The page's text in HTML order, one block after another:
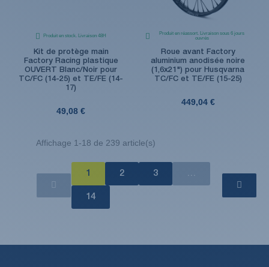
Produit en stock. Livraison 48H
Kit de protège main
Factory Racing plastique
OUVERT Blanc/Noir pour
TC/FC (14-25) et TE/FE (14-
17)
49,08 €
Produit en réassort. Livraison sous 6 jours
ouvrés
Roue avant Factory
aluminium anodisée noire
(1,6x21") pour Husqvarna
TC/FC et TE/FE (15-25)
449,04 €
Affichage 1-18 de 239 article(s)
1 2 3
14